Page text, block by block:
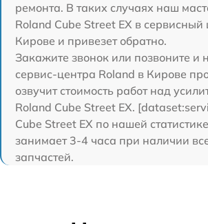
ремонта. В таких случаях наш
Roland Cube Street EX в сервисный
Кирове и привезет обратно.
Закажите звонок или позвоните и
сервис-центра Roland в Кирове
озвучит стоимость работ над
Roland Cube Street EX.
Cube Street EX по нашей
занимает 3-4 часа при наличии
запчастей.